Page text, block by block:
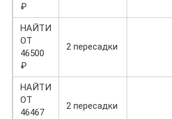
₽
НАЙТИ
ОТ
46500
₽
2 пересадки
НАЙТИ
ОТ
46467
2 пересадки